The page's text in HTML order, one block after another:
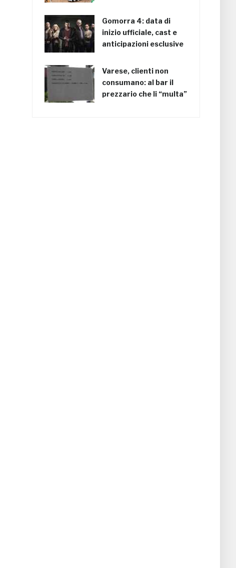
Gomorra 4: data di
inizio ufficiale, cast e
anticipazioni esclusive
Varese, clienti non
consumano: al bar il
prezzario che li “multa”